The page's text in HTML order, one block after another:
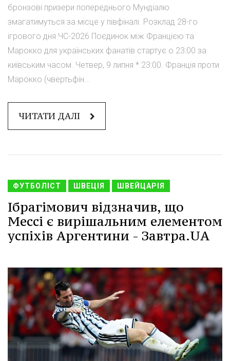
бронзові призери попереднього Мундіалю
змагатимуться за місце у півфіналі. Розклад 28-го
ігрового дня ЧС-2026 Поєдинок між Францією та
Марокко для українських фанатів стартує о 23:00 за
київським часом. Четвер, 9 липня * 23:00. Франція проти
Марокко (чвертьфін...
ЧИТАТИ ДАЛІ
ФУТБОЛІСТ ШВЕЦІЯ ШВЕЙЦАРІЯ
Ібрагімович відзначив, що
Мессі є вирішальним елементом
успіхів Аргентини - Завтра.UA